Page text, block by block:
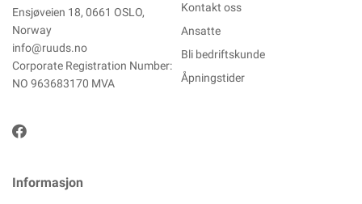
Ensjøveien 18, 0661 OSLO,
Norway
info@ruuds.no
Corporate Registration Number:
NO 963683170 MVA
Kontakt oss
Ansatte
Bli bedriftskunde
Åpningstider
Informasjon